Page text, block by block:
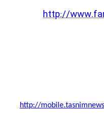
http://
http://